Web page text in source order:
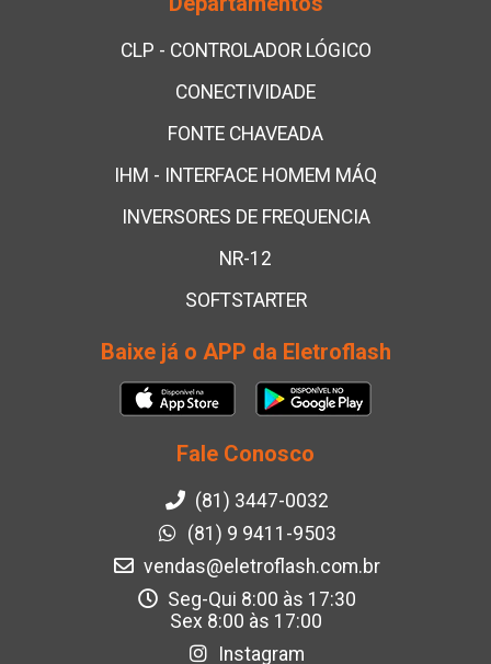
CLP - CONTROLADOR LÓGICO
CONECTIVIDADE
FONTE CHAVEADA
IHM - INTERFACE HOMEM MÁQ
INVERSORES DE FREQUENCIA
NR-12
SOFTSTARTER
Baixe já o APP da Eletroflash
Fale Conosco
(81) 3447-0032
(81) 9 9411-9503
vendas@eletroflash.com.br
Seg-Qui 8:00 às 17:30
Sex 8:00 às 17:00
Instagram